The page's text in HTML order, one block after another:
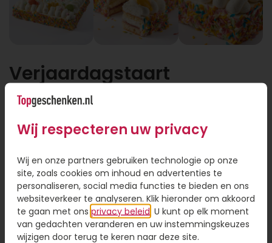
Verjaardagstaart
Kaartje toevoegen
Voeg een kaart toe met jouw persoonlijke tekst
1,95
Wij respecteren uw privacy
Wij en onze partners gebruiken technologie op onze
site, zoals cookies om inhoud en advertenties te
personaliseren, social media functies te bieden en ons
websiteverkeer te analyseren. Klik hieronder om akkoord
te gaan met ons privacy beleid . U kunt op elk moment
van gedachten veranderen en uw instemmingskeuzes
wijzigen door terug te keren naar deze site.